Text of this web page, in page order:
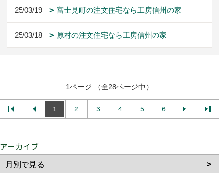
25/03/19 富士見町の注文住宅なら工房信州の家
25/03/18 原村の注文住宅なら工房信州の家
1ページ （全28ページ中）
1 2 3 4 5 6
アーカイブ